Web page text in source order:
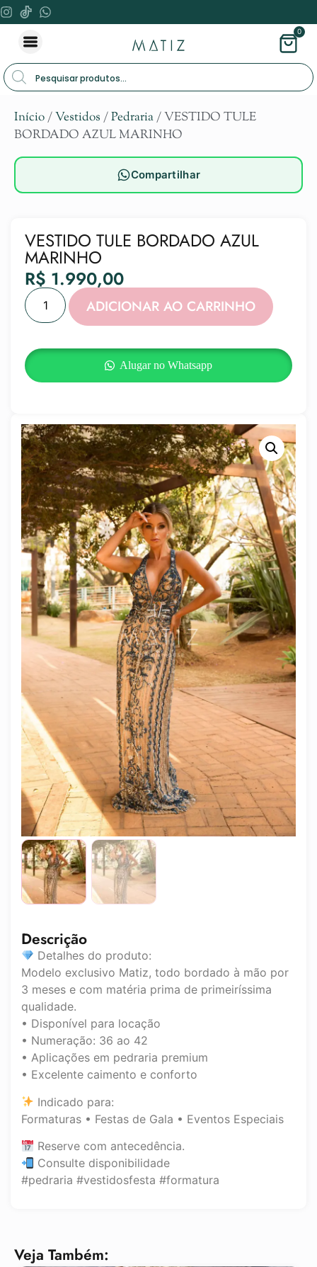
0
Início/Vestidos /Pedraria/ VESTIDO TULE
BORDADO AZUL MARINHO
Compartilhar
Descrição
Detalhes do produto:
Modelo exclusivo Matiz, todo bordado à mão por
3 meses e com matéria prima de primeiríssima
qualidade.
• Disponível para locação
• Numeração: 36 ao 42
• Aplicações em pedraria premium
• Excelente caimento e conforto
Indicado para:
Formaturas • Festas de Gala • Eventos Especiais
Reserve com antecedência.
Consulte disponibilidade
#pedraria #vestidosfesta #formatura
VESTIDO TULE BORDADO AZUL
MARINHO
R$ 1.990,00
ADICIONAR AO CARRINHO
Alugar no Whatsapp
Veja Também: